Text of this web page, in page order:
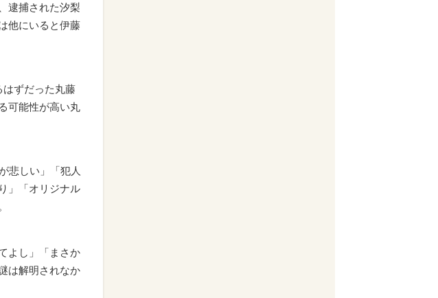
逮捕された汐梨
他にいると伊藤
ずだった丸藤
可能性が高い丸
悲しい」「犯人
」「オリジナル
よし」「まさか
は解明されなか